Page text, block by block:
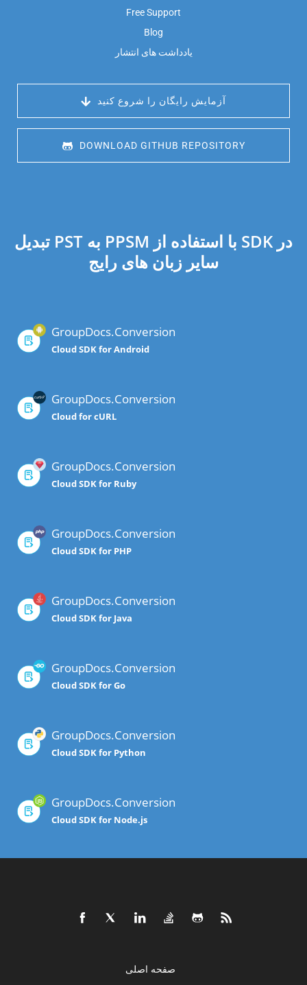
Free Support
Blog
یادداشت های انتشار
آزمایش رایگان را شروع کنید
DOWNLOAD GITHUB REPOSITORY
تبدیل PST به PPSM با استفاده از SDK در
سایر زبان های رایج
GroupDocs.Conversion
Cloud SDK for Android
GroupDocs.Conversion
Cloud for cURL
GroupDocs.Conversion
Cloud SDK for Ruby
GroupDocs.Conversion
Cloud SDK for PHP
GroupDocs.Conversion
Cloud SDK for Java
GroupDocs.Conversion
Cloud SDK for Go
GroupDocs.Conversion
Cloud SDK for Python
GroupDocs.Conversion
Cloud SDK for Node.js
صفحه اصلی